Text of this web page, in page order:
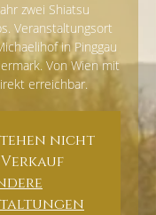
zwei Shiatsu
Veranstaltungsort
in Pinggau
Von Wien mit
erreichbar.
nicht